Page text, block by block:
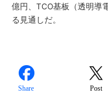
億円、TCO基板（透明導
る見通しだ。
Share Post